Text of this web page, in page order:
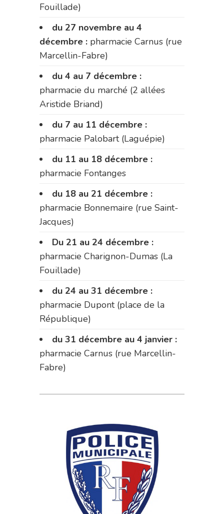
Fouillade)
du 27 novembre au 4
décembre : pharmacie Carnus (rue
Marcellin-Fabre)
du 4 au 7 décembre :
pharmacie du marché (2 allées
Aristide Briand)
du 7 au 11 décembre :
pharmacie Palobart (Laguépie)
du 11 au 18 décembre :
pharmacie Fontanges
du 18 au 21 décembre :
pharmacie Bonnemaire (rue Saint-
Jacques)
Du 21 au 24 décembre :
pharmacie Charignon-Dumas (La
Fouillade)
du 24 au 31 décembre :
pharmacie Dupont (place de la
République)
du 31 décembre au 4 janvier :
pharmacie Carnus (rue Marcellin-
Fabre)